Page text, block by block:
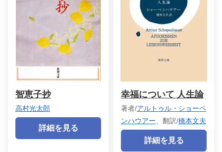
智恵子抄
高村光太郎
詳細を見る
幸福について 人生論
著者/アルトゥル・ショーペ
ンハウアー 、翻訳/橋本文夫
詳細を見る